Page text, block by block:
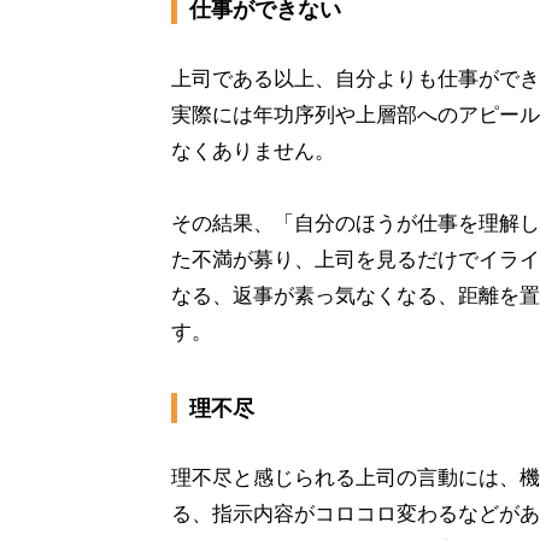
仕事ができない
上司である以上、自分よりも仕事がで
実際には年功序列や上層部へのアピー
なくありません。
その結果、「自分のほうが仕事を理解
た不満が募り、上司を見るだけでイラ
なる、返事が素っ気なくなる、距離を
す。
理不尽
理不尽と感じられる上司の言動には、
る、指示内容がコロコロ変わるなどが